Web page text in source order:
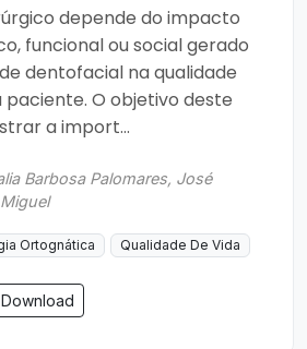
depende do impacto
funcional ou social gerado
dentofacial na qualidade
paciente. O objetivo deste
a import...
Barbosa Palomares, José
Ortognática Qualidade De Vida
Download